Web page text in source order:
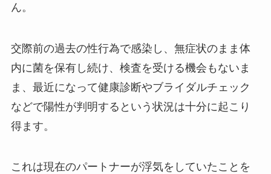
ん。
交際前の過去の性行為で感染し、無症状のまま体
内に菌を保有し続け、検査を受ける機会もないま
ま、最近になって健康診断やブライダルチェック
などで陽性が判明するという状況は十分に起こり
得ます。
これは現在のパートナーが浮気をしていたことを